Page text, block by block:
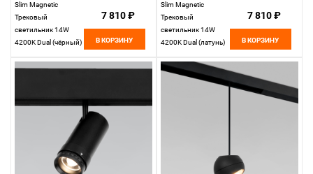
Slim Magnetic
Трековый
светильник 14W
4200K Dual (чёрный)
Elektrostandard
7 810 ₽
В КОРЗИНУ
Slim Magnetic
Трековый
светильник 14W
4200K Dual (латунь)
Elektrostandard
7 810 ₽
В КОРЗИНУ